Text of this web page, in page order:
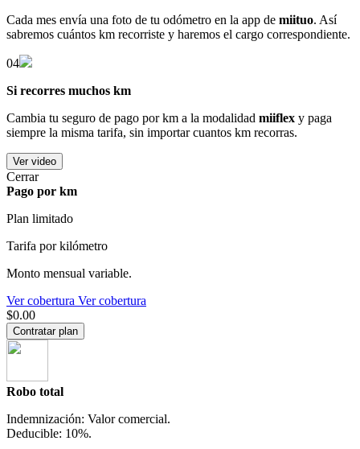
Cada mes envía una foto de tu odómetro en la app de miituo. Así
sabremos cuántos km recorriste y haremos el cargo correspondiente.
04
Si recorres muchos km
Cambia tu seguro de pago por km a la modalidad miiflex y paga
siempre la misma tarifa, sin importar cuantos km recorras.
Ver video
Cerrar
Pago por km
Plan limitado
Tarifa por kilómetro
Monto mensual variable.
Ver cobertura Ver cobertura
$0.00
Contratar plan
Robo total
Indemnización: Valor comercial.
Deducible: 10%.